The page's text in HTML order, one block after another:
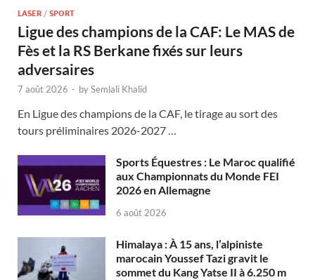
LASER / SPORT
Ligue des champions de la CAF: Le MAS de
Fès et la RS Berkane fixés sur leurs
adversaires
7 août 2026 - bySemlali Khalid
En Ligue des champions de la CAF, le tirage au sort des
tours préliminaires 2026-2027 …
Sports Équestres : Le Maroc qualifié
aux Championnats du Monde FEI
2026 en Allemagne
6 août 2026
Himalaya : À 15 ans, l’alpiniste
marocain Youssef Tazi gravit le
sommet du Kang Yatse II à 6.250 m